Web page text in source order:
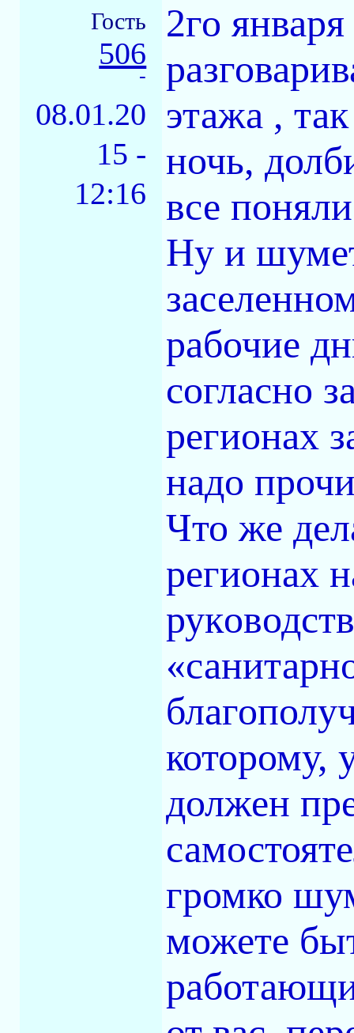
Гость
506
-
08.01.20
15 -
12:16
2го
этажа ,
ночь,
все
Ну и
рабочие
согласно
регионах
надо
Что же
регионах
которому,
должен
громко
можете